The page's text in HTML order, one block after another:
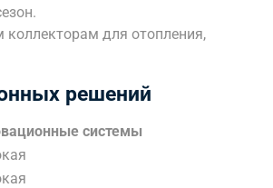
коллекторам для отопления,
решений
системы